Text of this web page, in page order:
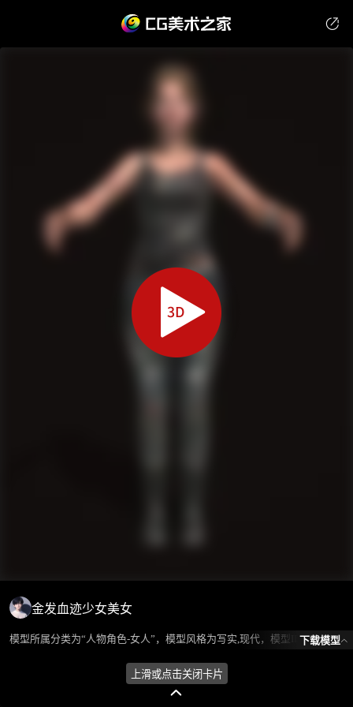
金发血迹少女美女
模型所属分类为“人物角色-女人”，模型风格为写实,现代，模型ID为101656，本模型由设计师 ℒℴѵℯ蓝色的梦এ⁵²º᭄এ 在2024-08-28 11:47:05上传，含.fbx，.gltf相关源文件下载格式，点数为7548，面数为10949，材质数为6，贴图数为12，CG美术之家持续为您更新与数字孪生、影视动画和游戏VR等相关优质资源。
下载模型
上滑或点击关闭卡片